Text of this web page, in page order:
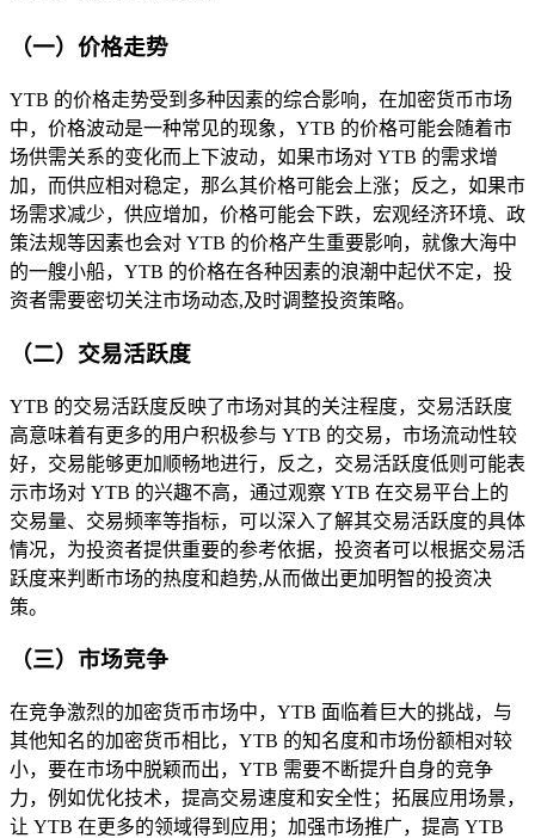
（一）价格走势
YTB 的价格走势受到多种因素的综合影响，在加密货币市场
中，价格波动是一种常见的现象，YTB 的价格可能会随着市
场供需关系的变化而上下波动，如果市场对 YTB 的需求增
加，而供应相对稳定，那么其价格可能会上涨；反之，如果市
场需求减少，供应增加，价格可能会下跌，宏观经济环境、政
策法规等因素也会对 YTB 的价格产生重要影响，就像大海中
的一艘小船，YTB 的价格在各种因素的浪潮中起伏不定，投
资者需要密切关注市场动态,及时调整投资策略。
（二）交易活跃度
YTB 的交易活跃度反映了市场对其的关注程度，交易活跃度
高意味着有更多的用户积极参与 YTB 的交易，市场流动性较
好，交易能够更加顺畅地进行，反之，交易活跃度低则可能表
示市场对 YTB 的兴趣不高，通过观察 YTB 在交易平台上的
交易量、交易频率等指标，可以深入了解其交易活跃度的具体
情况，为投资者提供重要的参考依据，投资者可以根据交易活
跃度来判断市场的热度和趋势,从而做出更加明智的投资决
策。
（三）市场竞争
在竞争激烈的加密货币市场中，YTB 面临着巨大的挑战，与
其他知名的加密货币相比，YTB 的知名度和市场份额相对较
小，要在市场中脱颖而出，YTB 需要不断提升自身的竞争
力，例如优化技术，提高交易速度和安全性；拓展应用场景，
让 YTB 在更多的领域得到应用；加强市场推广，提高 YTB